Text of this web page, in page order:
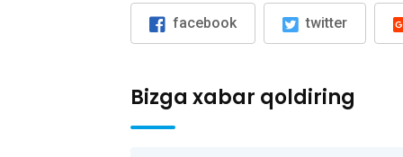
facebook twitter
Bizga xabar qoldiring